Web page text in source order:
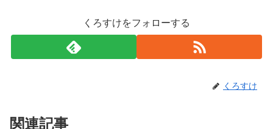
くろすけをフォローする
くろすけ
関連記事